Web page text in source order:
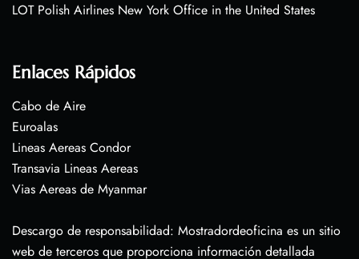
LOT Polish Airlines New York Office in the United States
Enlaces Rápidos
Cabo de Aire
Euroalas
Lineas Aereas Condor
Transavia Lineas Aereas
Vias Aereas de Myanmar
Descargo de responsabilidad: Mostradordeoficina es un sitio
web de terceros que proporciona información detallada